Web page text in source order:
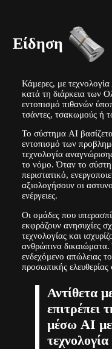
Είδηση
Κάμερες, με
κατά τη διάρκεια των
εντοπισμό πιθανών
τσάντες, τσακωμούς ή
Το σύστημα AI
εντοπισμό των
τεχνολογία
το νόμο. Όταν το
περιστατικό,
αξιολογήσουν οι
ενέργειες.
Οι ομάδες που
εκφράζουν ανησυχίες
τεχνολογίας και
ανθρώπινα
ενδεχόμενο απώλειας
προσωπικής
Αντίθετα
μέσω AI